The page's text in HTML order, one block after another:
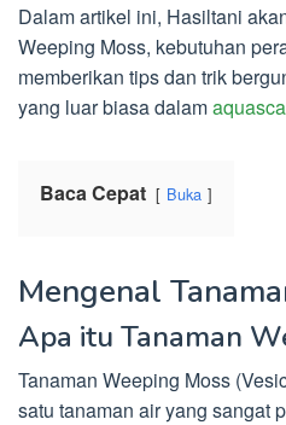
Dalam artikel ini, Hasiltani
Weeping Moss, kebutuhan
memberikan tips dan trik
yang luar biasa dalam
Baca Cepat Buka
Mengenal
Apa itu Tanaman
Tanaman Weeping Moss
satu tanaman air yang sangat